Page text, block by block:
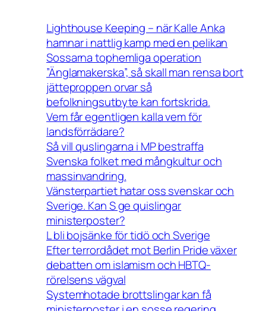
Lighthouse Keeping – när Kalle Anka
hamnar i nattlig kamp med en pelikan
Sossarna tophemliga operation
”Änglamakerska”, så skall man rensa bort
jätteproppen orvar så
befolkningsutbyte kan fortskrida.
Vem får egentligen kalla vem för
landsförrädare?
Så vill quslingarna i MP bestraffa
Svenska folket med mångkultur och
massinvandring.
Vänsterpartiet hatar oss svenskar och
Sverige. Kan S ge quislingar
ministerposter?
L bli bojsänke för tidö och Sverige
Efter terrordådet mot Berlin Pride växer
debatten om islamism och HBTQ-
rörelsens vägval
Systemhotade brottslingar kan få